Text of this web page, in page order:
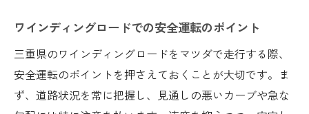
マツダ車で行く穴場観光地の楽しみ方
地元の人との交流で知るマツダの良さ
マツダと共に三重県の特産品を巡る味覚の旅
三重県の特産品を知るための訪問スポット
ワインディングロードでの安全運転のポイント
三重県のワインディングロードをマツダで走行する際、
安全運転のポイントを押さえておくことが大切です。ま
ず、道路状況を常に把握し、見通しの悪いカーブや急な